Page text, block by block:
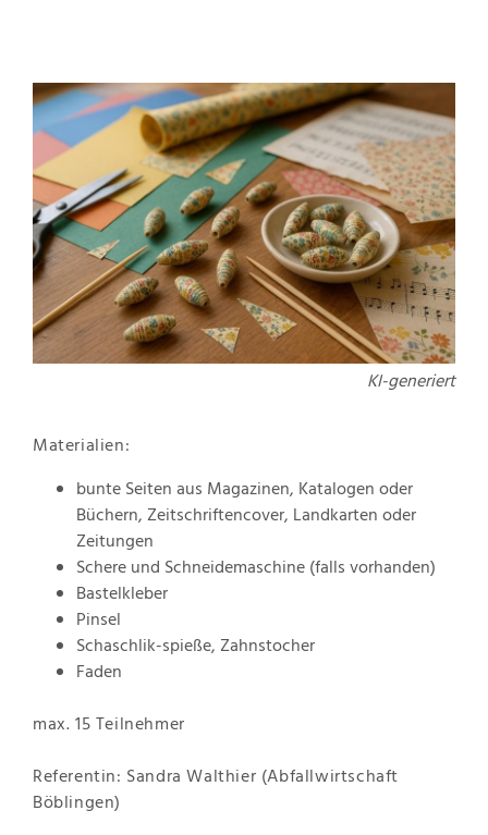
KI-generiert
Materialien:
bunte Seiten aus Magazinen, Katalogen oder
Büchern, Zeitschriftencover, Landkarten oder
Zeitungen
Schere und Schneidemaschine (falls vorhanden)
Bastelkleber
Pinsel
Schaschlik-spieße, Zahnstocher
Faden
max. 15 Teilnehmer
Referentin: Sandra Walthier (Abfallwirtschaft
Böblingen)